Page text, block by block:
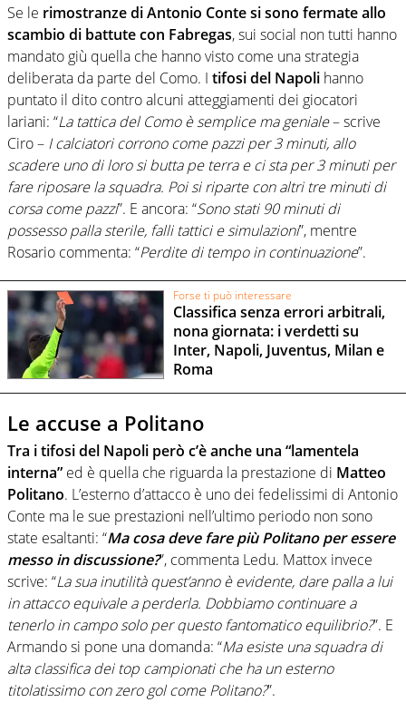
Se le rimostranze di Antonio Conte si sono fermate allo
scambio di battute con Fabregas, sui social non tutti hanno
mandato giù quella che hanno visto come una strategia
deliberata da parte del Como. I tifosi del Napoli hanno
puntato il dito contro alcuni atteggiamenti dei giocatori
lariani: “La tattica del Como è semplice ma geniale– scrive
Ciro – I calciatori corrono come pazzi per 3 minuti, allo
scadere uno di loro si butta pe terra e ci sta per 3 minuti per
fare riposare la squadra. Poi si riparte con altri tre minuti di
corsa come pazzi”. E ancora: “Sono stati 90 minuti di
possesso palla sterile, falli tattici e simulazioni”, mentre
Rosario commenta: “Perdite di tempo in continuazione”.
Forse ti può interessare
Classifica senza errori arbitrali,
nona giornata: i verdetti su
Inter, Napoli, Juventus, Milan e
Roma
Le accuse a Politano
Tra i tifosi del Napoli però c’è anche una “lamentela
interna” ed è quella che riguarda la prestazione di Matteo
Politano. L’esterno d’attacco è uno dei fedelissimi di Antonio
Conte ma le sue prestazioni nell’ultimo periodo non sono
state esaltanti: “Ma cosa deve fare più Politano per essere
messo in discussione?”, commenta Ledu. Mattox invece
scrive: “La sua inutilità quest’anno è evidente, dare palla a lui
in attacco equivale a perderla. Dobbiamo continuare a
tenerlo in campo solo per questo fantomatico equilibrio?”. E
Armando si pone una domanda: “Ma esiste una squadra di
alta classifica dei top campionati che ha un esterno
titolatissimo con zero gol come Politano?”.